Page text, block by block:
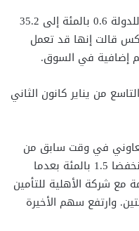
وتراجع سهم شركة أرامكو المملوكة للدولة 0.6 بالمئة إلى 35.2
ساكس قالت إنها قد تعمل
إضافية في السوق.
من يناير كانون الثاني
في وقت سابق من
الجلسة ولكنه عكس الاتجاه وأغلق منخفضا 1.5 بالمئة بعدما
مع شركة الأهلية للتأمين
وارتفع سهم الأخيرة